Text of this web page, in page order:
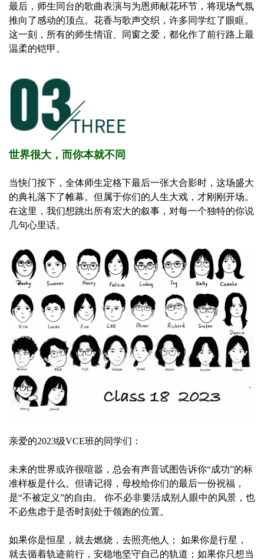
最后，师生同台的歌曲表演与为恩师献花环节，将现场气氛
推向了感动的顶点。花香与歌声交织，许多同学红了眼眶。
这一刻，所有的师生情谊、同窗之爱，都化作了前行路上最
温柔的铠甲。
世界很大，而你本就不同
当快门按下，全体师生定格下最后一张大合影时，这场盛大
的典礼落下了帷幕。但属于你们的人生大戏，才刚刚开场。
在这里，我们想跳出所有宏大的叙事，对每一个独特的你说
几句心里话。
亲爱的2023级VCE班的同学们：
未来的世界或许很喧嚣，总会有声音试图告诉你“成功”的标
准样板是什么。但请记得，母校给你们的最后一份祝福，
是“不被定义”的自由。 你不必非要活成别人眼中的风景，也
不必焦虑于是否时刻处于领跑的位置。
如果你是恒星，就去燃烧，去照亮他人； 如果你是行星，
就去循着轨迹前行，安稳地坚守自己的轨道；如果你只想当